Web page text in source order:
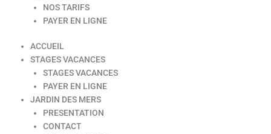
NOS TARIFS
PAYER EN LIGNE
ACCUEIL
STAGES VACANCES
STAGES VACANCES
PAYER EN LIGNE
JARDIN DES MERS
PRESENTATION
CONTACT